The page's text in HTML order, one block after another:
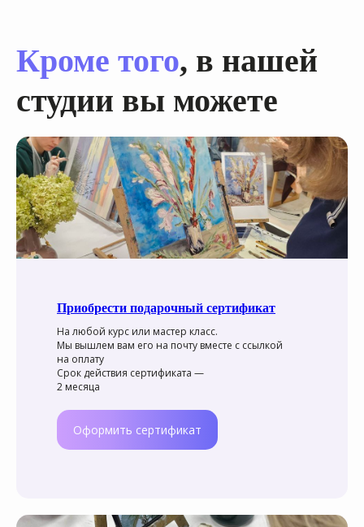
Кроме того, в нашей
студии вы можете
Приобрести подарочный сертификат
На любой курс или мастер класс.
Мы вышлем вам его на почту вместе с ссылкой
на оплату
Срок действия сертификата —
2 месяца
Оформить сертификат